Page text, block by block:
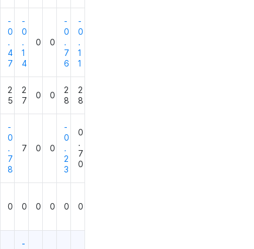
-
0
.
4
7
-
0
.
1
4
0 0
-
0
.
7
6
-
0
.
1
1
2
5
2
7
0 0
2
8
2
8
-
0
.
7
8
7 0 0
-
0
.
2
3
0
.
7
0
0 0 0 0 0 0
-